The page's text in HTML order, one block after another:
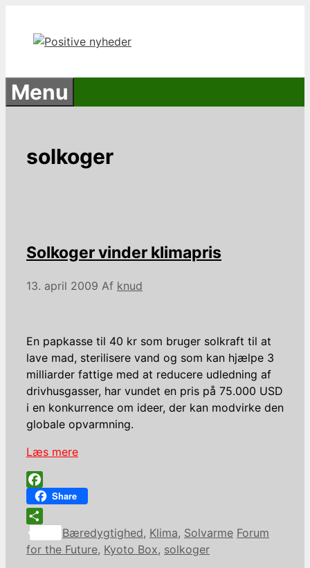
indhold
Menu
solkoger
Solkoger vinder klimapris
13. april 2009 Af knud
En papkasse til 40 kr som bruger solkraft til at
lave mad, sterilisere vand og som kan hjælpe 3
milliarder fattige med at reducere udledning af
drivhusgasser, har vundet en pris på 75.000 USD
i en konkurrence om ideer, der kan modvirke den
globale opvarmning.
Læs mere
Facebook
Share
Share
Kategorier
Bæredygtighed, Klima, Solvarme Tags
Forum
for the Future, Kyoto Box, solkoger